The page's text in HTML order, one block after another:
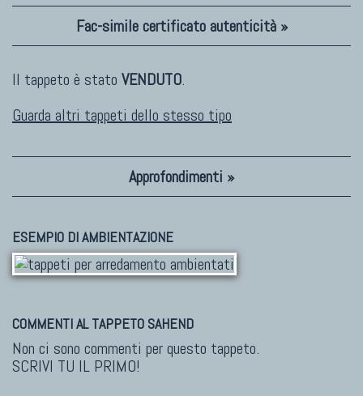
Fac-simile certificato autenticità »
Il tappeto è stato VENDUTO.
Guarda altri tappeti dello stesso tipo
Approfondimenti »
ESEMPIO DI AMBIENTAZIONE
COMMENTI AL TAPPETO SAHEND
Non ci sono commenti per questo tappeto.
SCRIVI TU IL PRIMO!